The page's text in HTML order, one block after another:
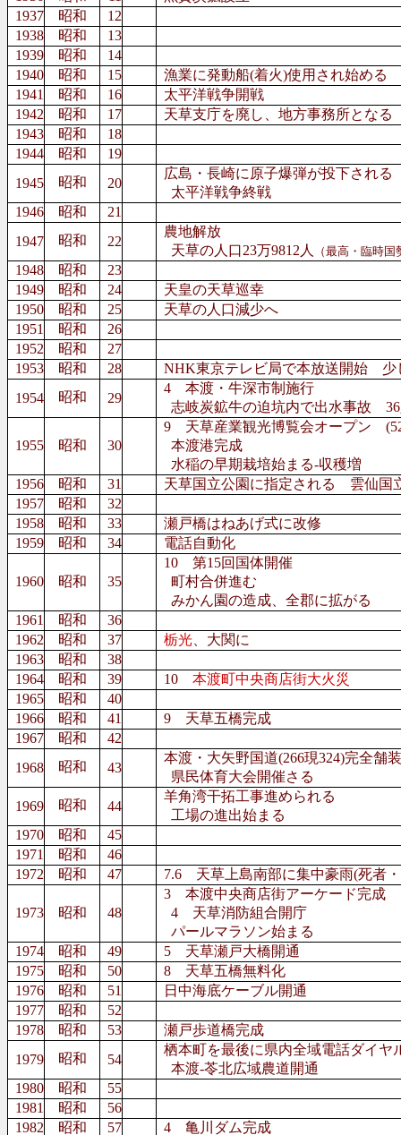
1937
昭和
12
1938
昭和
13
1939
昭和
14
1940
昭和 15
漁業に発動船(着火)使用され始める
1941
昭和 16
太平洋戦争開戦
1942
昭和 17
天草支庁を廃し、地方事務所となる
1943
昭和
18
1944
昭和
19
1945
昭和 20
広島・長崎に原子爆弾が投下される
太平洋戦争終戦
1946
昭和
21
1947
昭和 22
農地解放
天草の人口23万9812人
（最高・臨時国
1948 昭和
23
1949
昭和 24
天皇の天草巡幸
1950
昭和 25
天草の人口減少へ
1951
昭和
26
1952
昭和
27
1953
昭和 28
NHK東京テレビ局で本放送開始 少
1954
昭和 29
4 本渡・牛深市制施行
志岐炭鉱牛の迫坑内で出水事故 36
1955 昭和 30
9 天草産業観光博覧会オープン
本渡港完成
水稲の早期栽培始まる-収穫増
1956
昭和 31
天草国立公園に指定される 雲仙
1957
昭和
32
1958
昭和 33
瀬戸橋はねあげ式に改修
1959
昭和 34 電話自動化
1960 昭和 35
10 第15回国体開催
町村合併進む
みかん園の造成、全郡に拡がる
1961
昭和
36
1962
昭和 37 栃光 、大関に
1963
昭和
38
1964
昭和 39 10 本渡町中央商店街大火災
1965
昭和
40
1966
昭和 41
9 天草五橋完成
1967
昭和
42
1968
昭和 43
本渡・大矢野国道(266現324)完全舗装
県民体育大会開催さる
1969
昭和 44
羊角湾干拓工事進められる
工場の進出始まる
1970
昭和
45
1971
昭和
46
1972
昭和 47 7.6 天草上島南部に集中豪雨(死者
1973 昭和 48
3 本渡中央商店街アーケード完成
4 天草消防組合開庁
パールマラソン始まる
1974
昭和 49
5 天草瀬戸大橋開通
1975
昭和 50
8 天草五橋無料化
1976
昭和 51
日中海底ケーブル開通
1977
昭和
52
1978
昭和 53
瀬戸歩道橋完成
1979
昭和 54
栖本町を最後に県内全域電話ダイヤ
本渡-苓北広域農道開通
1980
昭和
55
1981
昭和
56
1982
昭和 57 4 亀川ダム完成